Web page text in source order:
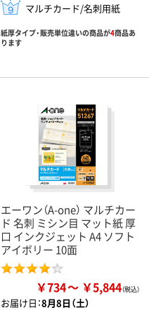
マルチカード/名刺用紙
紙厚タイプ・販売単位違いの商品が4商品あ
ります
エーワン（A-one） マルチカー
ド 名刺 ミシン目 マット紙 厚
口 インクジェット A4 ソフト
アイボリー 10面
￥734 ￥5,844
お届け日：8月8日（土）